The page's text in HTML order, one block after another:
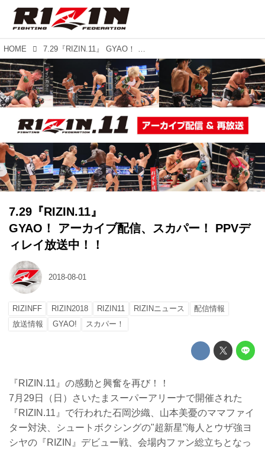
HOME 7.29『RIZIN.11』 GYAO！ アーカイブ配信、スカパー！ PPVディレイ放送中！！
7.29『RIZIN.11』
GYAO！ アーカイブ配信、スカパー！ PPVデ
ィレイ放送中！！
2018-08-01
RIZINFF RIZIN2018 RIZIN11 RIZINニュース
配信情報
放送情報
GYAO! スカパー！
『RIZIN.11』の感動と興奮を再び！！
7月29日（日）さいたまスーパーアリーナで開催された
『RIZIN.11』で行われた石岡沙織、山本美憂のママファイ
ター対決、シュートボクシングの"超新星”海人とウザ強ヨ
シヤの『RIZIN』デビュー戦、会場内ファン総立ちとなっ